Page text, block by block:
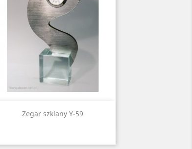
Zegar szklany Y-59
Quick view